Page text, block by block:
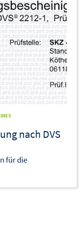
nach DVS
für die